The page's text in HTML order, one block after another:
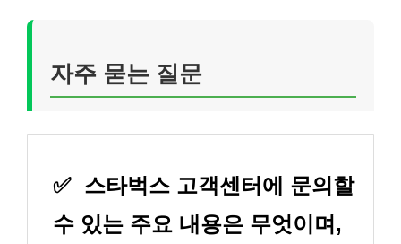
자주 묻는 질문
✅ 스타벅스 고객센터에 문의할
수 있는 주요 내용은 무엇이며,